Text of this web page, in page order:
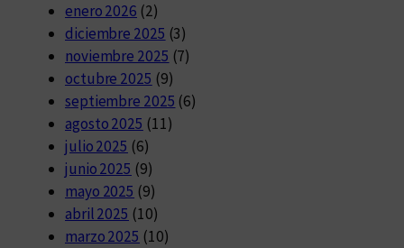
enero 2026 (2)
diciembre 2025 (3)
noviembre 2025 (7)
octubre 2025 (9)
septiembre 2025 (6)
agosto 2025 (11)
julio 2025 (6)
junio 2025 (9)
mayo 2025 (9)
abril 2025 (10)
marzo 2025 (10)